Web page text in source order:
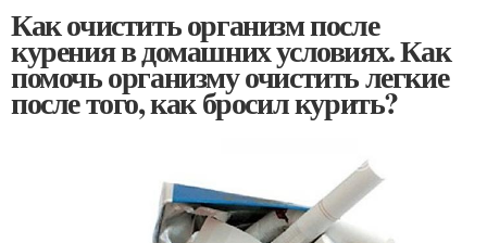
Как очистить организм после
курения в домашних условиях. Как
помочь организму очистить легкие
после того, как бросил курить?